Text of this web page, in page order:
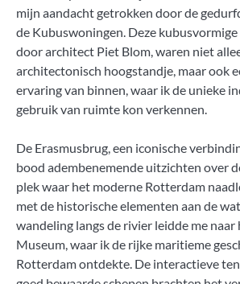
mijn aandacht getrokken door de
de Kubuswoningen. Deze
door architect Piet Blom, waren niet
architectonisch hoogstandje, maar ook
ervaring van binnen, waar ik de unieke
gebruik van ruimte kon verkennen.
De Erasmusbrug, een iconische
bood adembenemende uitzichten over
plek waar het moderne Rotterdam
met de historische elementen aan de
wandeling langs de rivier leidde me
Museum, waar ik de rijke maritieme
Rotterdam ontdekte. De interactieve